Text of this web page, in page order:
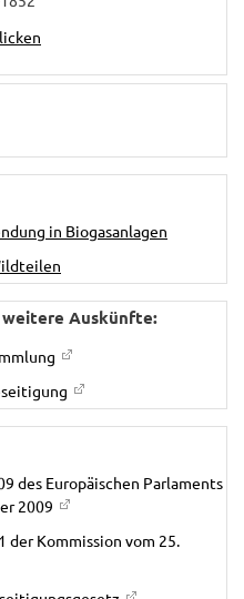
in Biogasanlagen
Auskünfte:
des Europäischen Parlaments
2009
der Kommission vom 25.